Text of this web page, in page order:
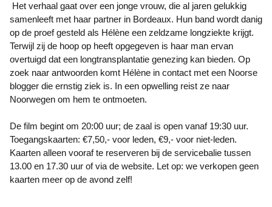
Het verhaal gaat over een jonge vrouw, die al jaren gelukkig
samenleeft met haar partner in Bordeaux. Hun band wordt danig
op de proef gesteld als Hélène een zeldzame longziekte krijgt.
Terwijl zij de hoop op heeft opgegeven is haar man ervan
overtuigd dat een longtransplantatie genezing kan bieden. Op
zoek naar antwoorden komt Hélène in contact met een Noorse
blogger die ernstig ziek is. In een opwelling reist ze naar
Noorwegen om hem te ontmoeten.
De film begint om 20:00 uur; de zaal is open vanaf 19:30 uur.
Toegangskaarten: €7,50,- voor leden, €9,- voor niet-leden.
Kaarten alleen vooraf te reserveren bij de servicebalie tussen
13.00 en 17.30 uur of via de website. Let op: we verkopen geen
kaarten meer op de avond zelf!